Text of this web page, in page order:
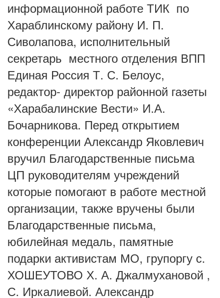
информационной работе ТИК по
Хараблинскому району И. П.
Сиволапова, исполнительный
секретарь местного отделения ВПП
Единая Россия Т. С. Белоус,
редактор- директор районной газеты
«Харабалинские Вести» И.А.
Бочарникова. Перед открытием
конференции Александр Яковлевич
вручил Благодарственные письма
ЦП руководителям учреждений
которые помогают в работе местной
организации, также вручены были
Благодарственные письма,
юбилейная медаль, памятные
подарки активистам МО, групоргу с.
ХОШЕУТОВО Х. А. Джалмухановой ,
С. Иркалиевой. Александр